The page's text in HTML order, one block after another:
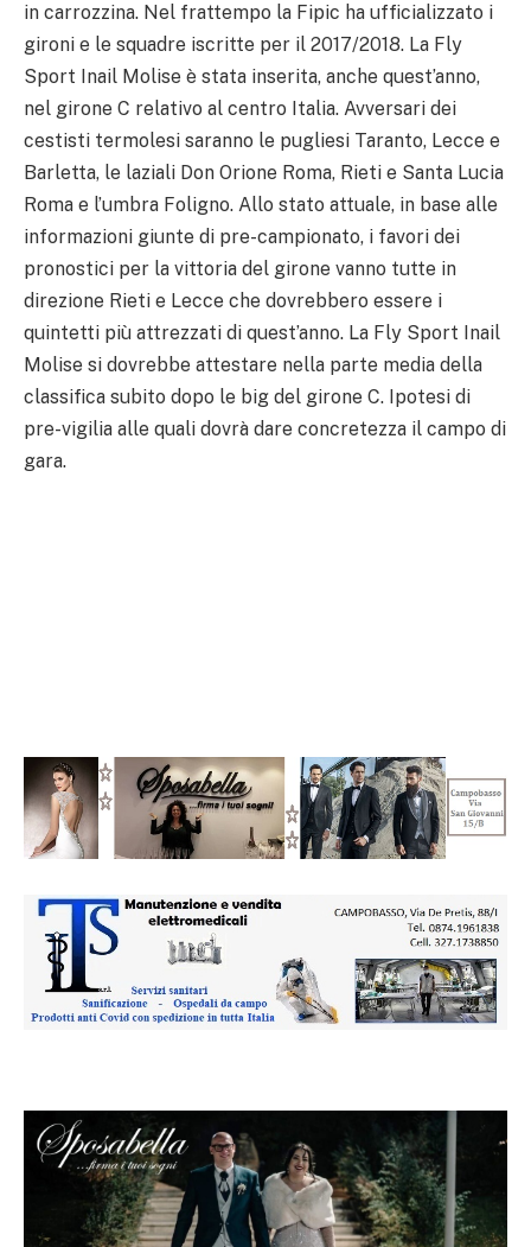
in carrozzina. Nel frattempo la Fipic ha ufficializzato i
gironi e le squadre iscritte per il 2017/2018. La Fly
Sport Inail Molise è stata inserita, anche quest’anno,
nel girone C relativo al centro Italia. Avversari dei
cestisti termolesi saranno le pugliesi Taranto, Lecce e
Barletta, le laziali Don Orione Roma, Rieti e Santa Lucia
Roma e l’umbra Foligno. Allo stato attuale, in base alle
informazioni giunte di pre-campionato, i favori dei
pronostici per la vittoria del girone vanno tutte in
direzione Rieti e Lecce che dovrebbero essere i
quintetti più attrezzati di quest’anno. La Fly Sport Inail
Molise si dovrebbe attestare nella parte media della
classifica subito dopo le big del girone C. Ipotesi di
pre-vigilia alle quali dovrà dare concretezza il campo di
gara.